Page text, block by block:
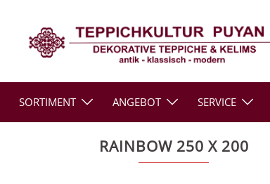
SORTIMENT ANGEBOT SERVICE
RAINBOW 250 X 200